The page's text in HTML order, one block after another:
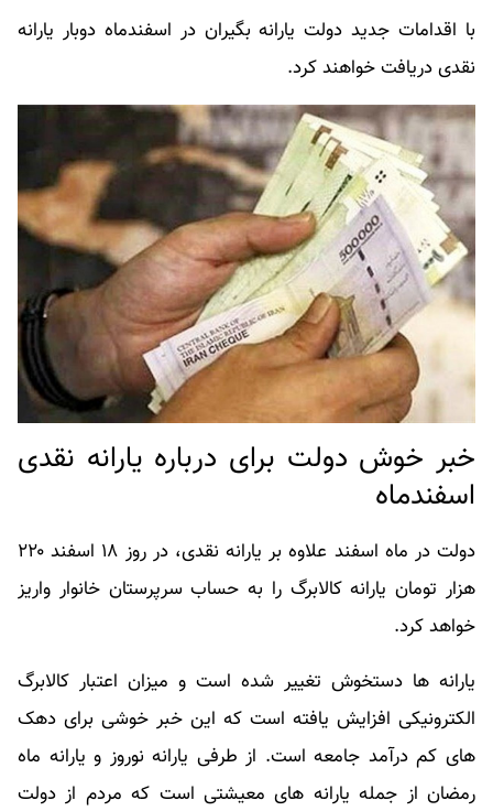
با اقدامات جدید دولت یارانه بگیران در اسفندماه دوبار یارانه
نقدی دریافت خواهند کرد.
خبر خوش دولت برای درباره یارانه نقدی
اسفندماه
دولت در ماه اسفند علاوه بر یارانه نقدی، در روز ۱۸ اسفند ۲۲۰
هزار تومان یارانه کالابرگ را به حساب سرپرستان خانوار واریز
خواهد کرد.
یارانه ها دستخوش تغییر شده است و میزان اعتبار کالابرگ
الکترونیکی افزایش یافته است که این خبر خوشی برای دهک
های کم درآمد جامعه است. از طرفی یارانه نوروز و یارانه ماه
رمضان از جمله یارانه های معیشتی است که مردم از دولت